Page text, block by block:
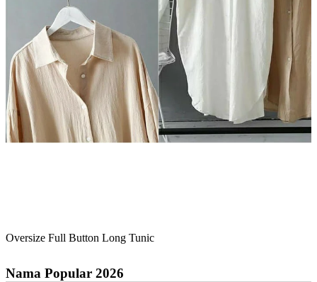
Oversize Full Button Long Tunic
Nama Popular 2026